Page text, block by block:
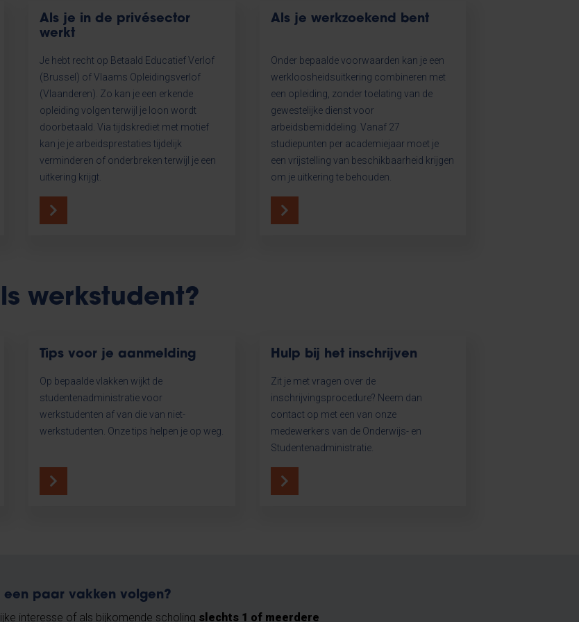
Als je in de privésector
werkt
Je hebt recht op Betaald Educatief Verlof
(Brussel) of Vlaams Opleidingsverlof
(Vlaanderen). Zo kan je een erkende
opleiding volgen terwijl je loon wordt
doorbetaald. Via tijdskrediet met motief
kan je je arbeidsprestaties tijdelijk
verminderen of onderbreken terwijl je een
uitkering krijgt.
Als je werkzoekend bent
Onder bepaalde voorwaarden kan je een
werkloosheidsuitkering combineren met
een opleiding, zonder toelating van de
gewestelijke dienst voor
arbeidsbemiddeling. Vanaf 27
studiepunten per academiejaar moet je
een vrijstelling van beschikbaarheid krijgen
om je uitkering te behouden.
werkstudent?
Tips voor je aanmelding
Op bepaalde vlakken wijkt de
studentenadministratie voor
werkstudenten af van die van niet-
werkstudenten. Onze tips helpen je op weg.
Hulp bij het inschrijven
Zit je met vragen over de
inschrijvingsprocedure? Neem dan
contact op met een van onze
medewerkers van de Onderwijs- en
Studentenadministratie.
een paar vakken volgen?
interesse of als bijkomende scholing slechts 1 of meerdere